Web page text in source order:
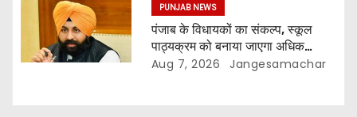
PUNJAB NEWS
पंजाब के विधायकों का संकल्प, स्कूल
पाठ्यक्रम को बनाया जाएगा अधिक
प्रासंगिक और आधुनिक
Aug 7, 2026 Jangesamachar